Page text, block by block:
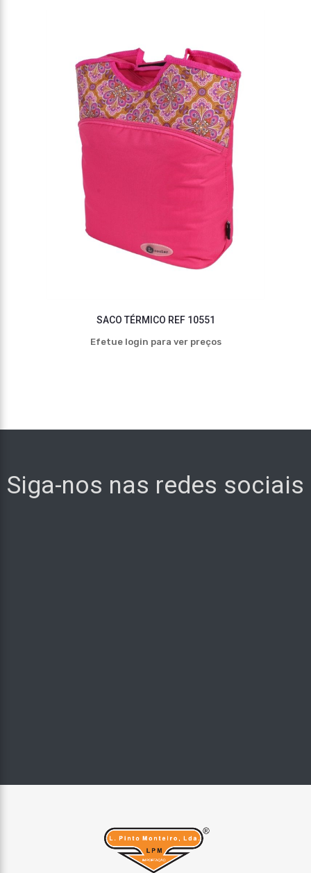
SACO TÉRMICO REF 10551
Efetue login para ver preços
Siga-nos nas redes sociais